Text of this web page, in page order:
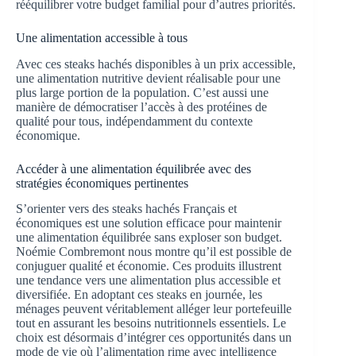
rééquilibrer votre budget familial pour d’autres priorités.
Une alimentation accessible à tous
Avec ces steaks hachés disponibles à un prix accessible,
une alimentation nutritive devient réalisable pour une
plus large portion de la population. C’est aussi une
manière de démocratiser l’accès à des protéines de
qualité pour tous, indépendamment du contexte
économique.
Accéder à une alimentation équilibrée avec des
stratégies économiques pertinentes
S’orienter vers des steaks hachés Français et
économiques est une solution efficace pour maintenir
une alimentation équilibrée sans exploser son budget.
Noémie Combremont nous montre qu’il est possible de
conjuguer qualité et économie. Ces produits illustrent
une tendance vers une alimentation plus accessible et
diversifiée. En adoptant ces steaks en journée, les
ménages peuvent véritablement alléger leur portefeuille
tout en assurant les besoins nutritionnels essentiels. Le
choix est désormais d’intégrer ces opportunités dans un
mode de vie où l’alimentation rime avec intelligence